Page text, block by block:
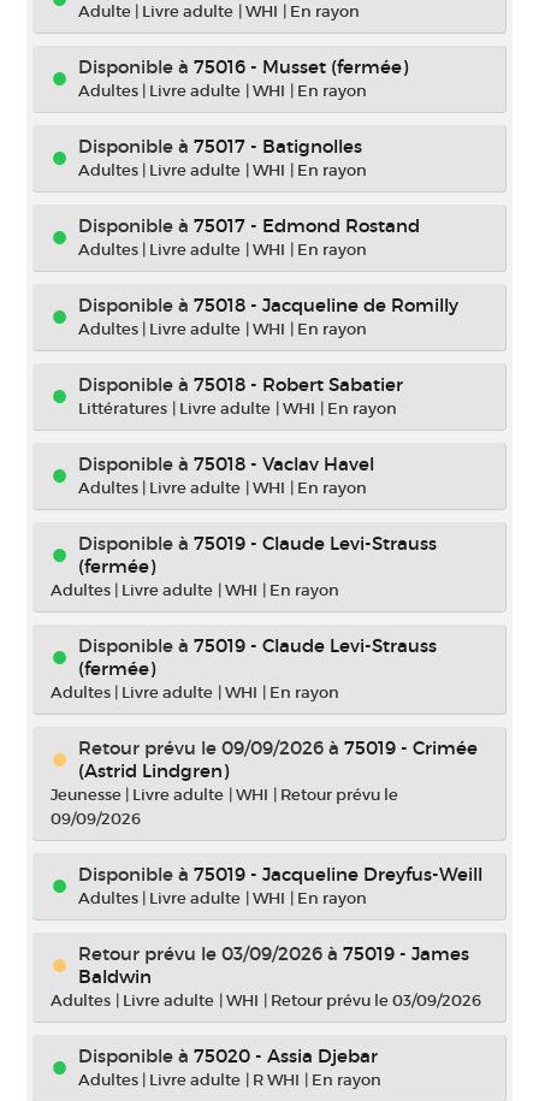
Adulte | Livre adulte |WHI | En rayon
Disponible à 75016 - Musset (fermée)
Adultes | Livre adulte |WHI | En rayon
Disponible à 75017 - Batignolles
Adultes | Livre adulte |WHI | En rayon
Disponible à 75017 - Edmond Rostand
Adultes | Livre adulte |WHI | En rayon
Disponible à 75018 - Jacqueline de Romilly
Adultes | Livre adulte |WHI | En rayon
Disponible à 75018 - Robert Sabatier
Littératures | Livre adulte |WHI | En rayon
Disponible à 75018 - Vaclav Havel
Adultes | Livre adulte |WHI | En rayon
Disponible à 75019 - Claude Levi-Strauss
(fermée)
Adultes | Livre adulte |WHI | En rayon
Disponible à 75019 - Claude Levi-Strauss
(fermée)
Adultes | Livre adulte |WHI | En rayon
Retour prévu le 09/09/2026 à 75019 - Crimée
(Astrid Lindgren)
Jeunesse | Livre adulte |WHI | Retour prévu le
09/09/2026
Disponible à 75019 - Jacqueline Dreyfus-Weill
Adultes | Livre adulte |WHI | En rayon
Retour prévu le 03/09/2026 à 75019 - James
Baldwin
Adultes | Livre adulte |WHI | Retour prévu le 03/09/2026
Disponible à 75020 - Assia Djebar
Adultes | Livre adulte | R WHI | En rayon